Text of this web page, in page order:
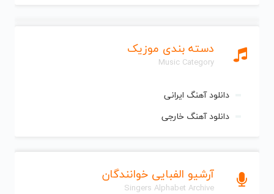
دسته بندی موزیک
Music Category
دانلود آهنگ ایرانی
دانلود آهنگ خارجی
آرشیو الفبایی خوانندگان
Singers Alphabet Archive